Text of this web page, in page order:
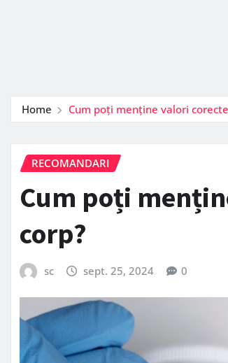
Home Cum poți menține valori
RECOMANDARI
Cum poți
corp?
sc sept. 25, 2024 0